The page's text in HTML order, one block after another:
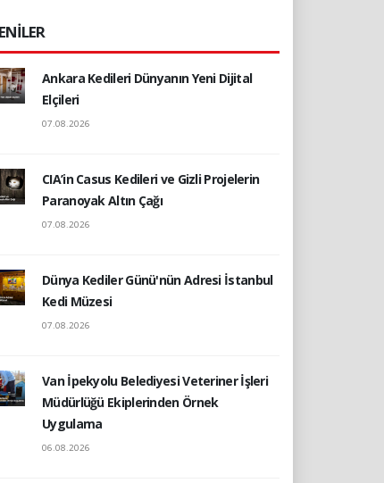
Ankara Kedileri Dünyanın Yeni Dijital
Elçileri
07.08.2026
CIA’in Casus Kedileri ve Gizli Projelerin
Paranoyak Altın Çağı
07.08.2026
Dünya Kediler Günü'nün Adresi İstanbul
Kedi Müzesi
07.08.2026
Van İpekyolu Belediyesi Veteriner İşleri
Müdürlüğü Ekiplerinden Örnek
Uygulama
06.08.2026